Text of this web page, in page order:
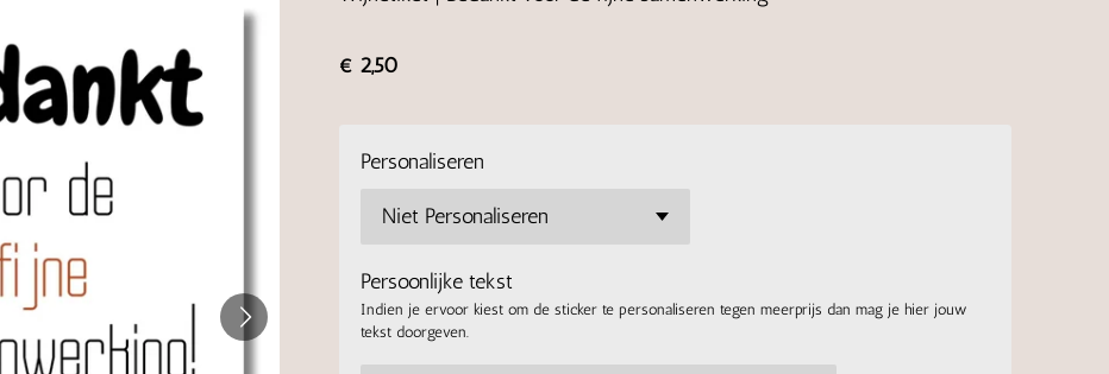
€ 2,50
Personaliseren
Persoonlijke tekst
Indien je ervoor kiest om de sticker te personaliseren tegen meerprijs dan mag je hier jouw
tekst doorgeven.